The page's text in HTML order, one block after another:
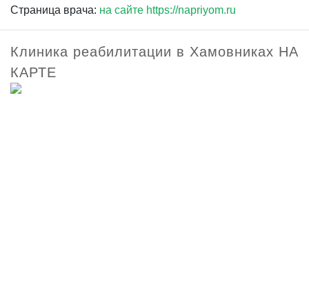
Страница врача: на сайте https://napriyom.ru
Клиника реабилитации в Хамовниках НА
КАРТЕ